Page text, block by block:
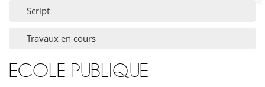
Script
Travaux en cours
ECOLE PUBLIQUE